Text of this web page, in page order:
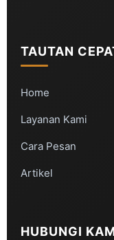
TAUTAN
Home
Layanan Kami
Cara Pesan
Artikel
HUBUNGI